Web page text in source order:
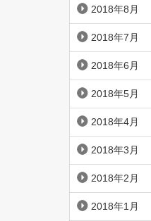
2018年8月
2018年7月
2018年6月
2018年5月
2018年4月
2018年3月
2018年2月
2018年1月